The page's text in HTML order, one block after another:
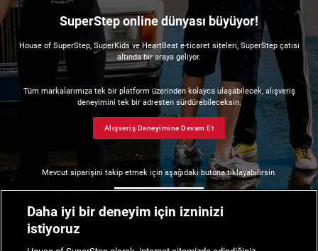
SuperStep online dünyası büyüyor!
House of SuperStep, SuperKids ve HeartBeat e-ticaret siteleri, SuperStep çatısı
altında bir araya geliyor.
Tüm markalarımıza tek bir platform üzerinden kolayca ulaşabilecek, alışveriş
deneyimini tek bir adresten sürdürebileceksin.
Alışveriş Deneyimine Devam Et
Mevcut siparişini takip etmek için aşağıdaki butona tıklayabilirsin.
Daha iyi bir deneyim için izninizi
istiyoruz